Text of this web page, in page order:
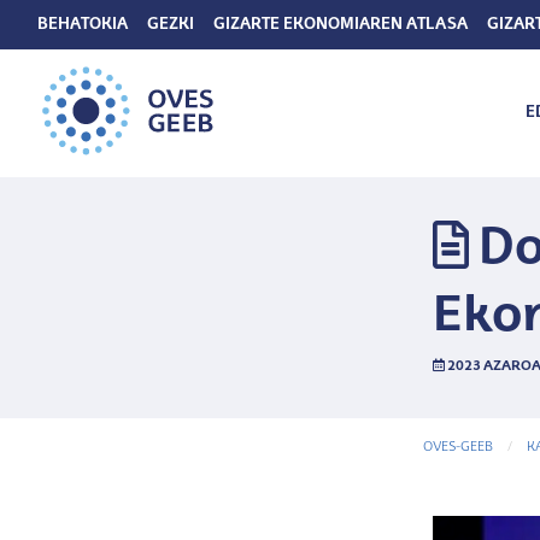
BEHATOKIA GEZKI GIZARTE EKONOMIAREN ATLASA
2023
OVES-GEEB